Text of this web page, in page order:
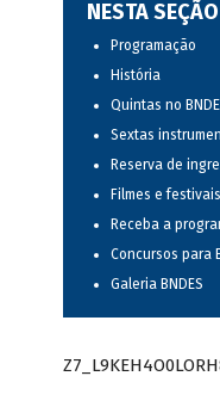
NESTA SEÇÃO
Programação
História
Quintas no
Sextas
Reserva de
Filmes e
Receba a
Concursos para
Galeria BNDES